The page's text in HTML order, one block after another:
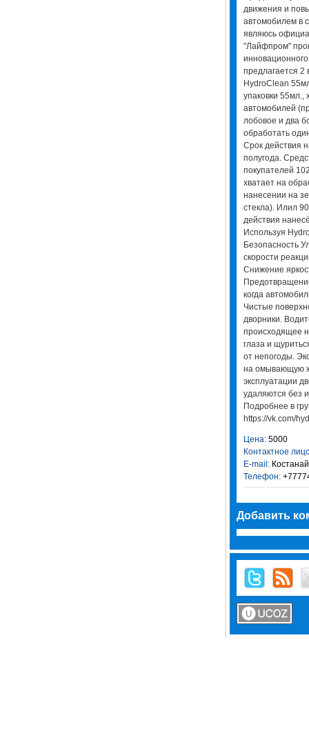
движения и
автомобилем в
являюсь
"Лайфпром"
предлагается 2
HydroClean
упаковки 55мл.,
автомобилей
лобовое и два
обработать
Срок действия
полугода.
покупателей
хватает на
нанесении на
стекла). Илил
действия
Используя
Безопасность
скорости
Снижение
когда
Чистые
дворники.
происходящее
глаза и
от непогоды.
на омывающую
эксплуатации
удаляются без
Подробнее в
https://vk.com/
Цена:5000
Контактное
E-mail:Костанай
Телефон:
Добавить